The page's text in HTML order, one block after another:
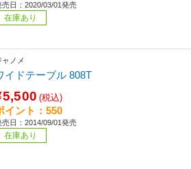
売日：2020/03/01発売
在庫あり
ャノメ
イドテーブル 808T
(税込)
イント：550
売日：2014/09/01発売
在庫あり